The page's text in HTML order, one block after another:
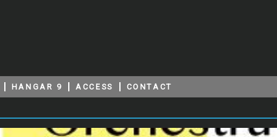
HANGAR 9 ACCESS CONTACT